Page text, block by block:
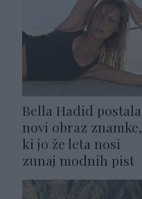
Bella Hadid postala
novi obraz znamke,
ki jo že leta nosi
zunaj modnih pist